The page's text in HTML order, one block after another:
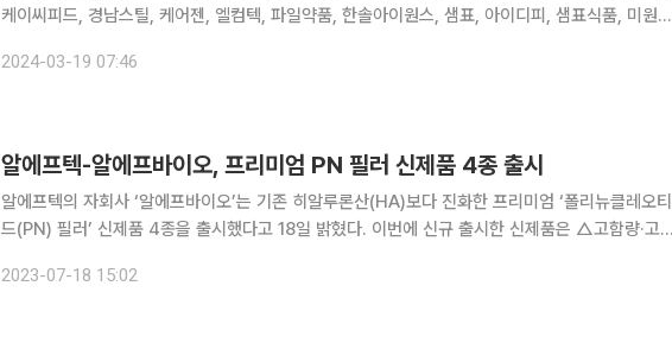
케이씨피드, 경남스틸, 케어젠, 엘컴텍, 파일약품, 한솔아이원스, 샘표, 아이디피, 샘표식품, 미원화
바이오스텝,HLB제약,KC그린홀딩스, KC코트
2024-03-19 07:46
알에프텍-알에프바이오, 프리미엄 PN 필러 신제품 4종 출시
알에프텍의 자회사 ‘알에프바이오’는 기존 히알루론산(HA)보다 진화한 프리미엄 ‘폴리뉴클레오티
드(PN) 필러’ 신제품 4종을 출시했다고 18일 밝혔다. 이번에 신규 출시한 신제품은 △고함량·고용
스필 PN with 리도카인’ △PN과 HA를 복합해 피부를
2023-07-18 15:02